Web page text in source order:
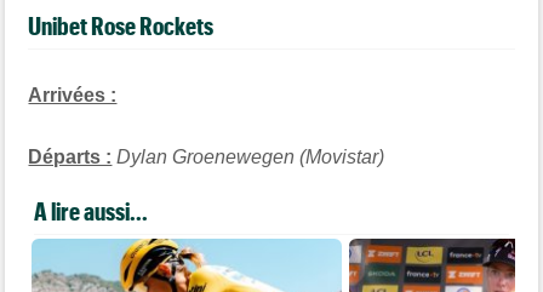
Unibet Rose Rockets
Arrivées :
Départs : Dylan Groenewegen (Movistar)
A lire aussi...